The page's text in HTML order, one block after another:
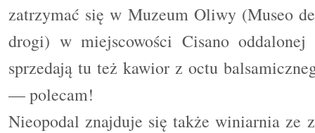
zatrzymać się w Muzeum Oliwy (Museo
drogi) w miejscowości Cisano
sprzedają tu też kawior z octu
— polecam!
Nieopodal znajduje się także winiarnia ze